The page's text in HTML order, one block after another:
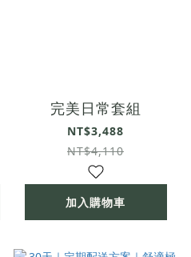
完美日常套組
NT$3,488
NT$4,110
加入購物車